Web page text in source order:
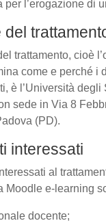
per l’erogazione di
del
trattamento, cioè
come e perché i
è l’Università degli
sede in Via 8
(PD).
interessati
al
Moodle e-learning
docente;